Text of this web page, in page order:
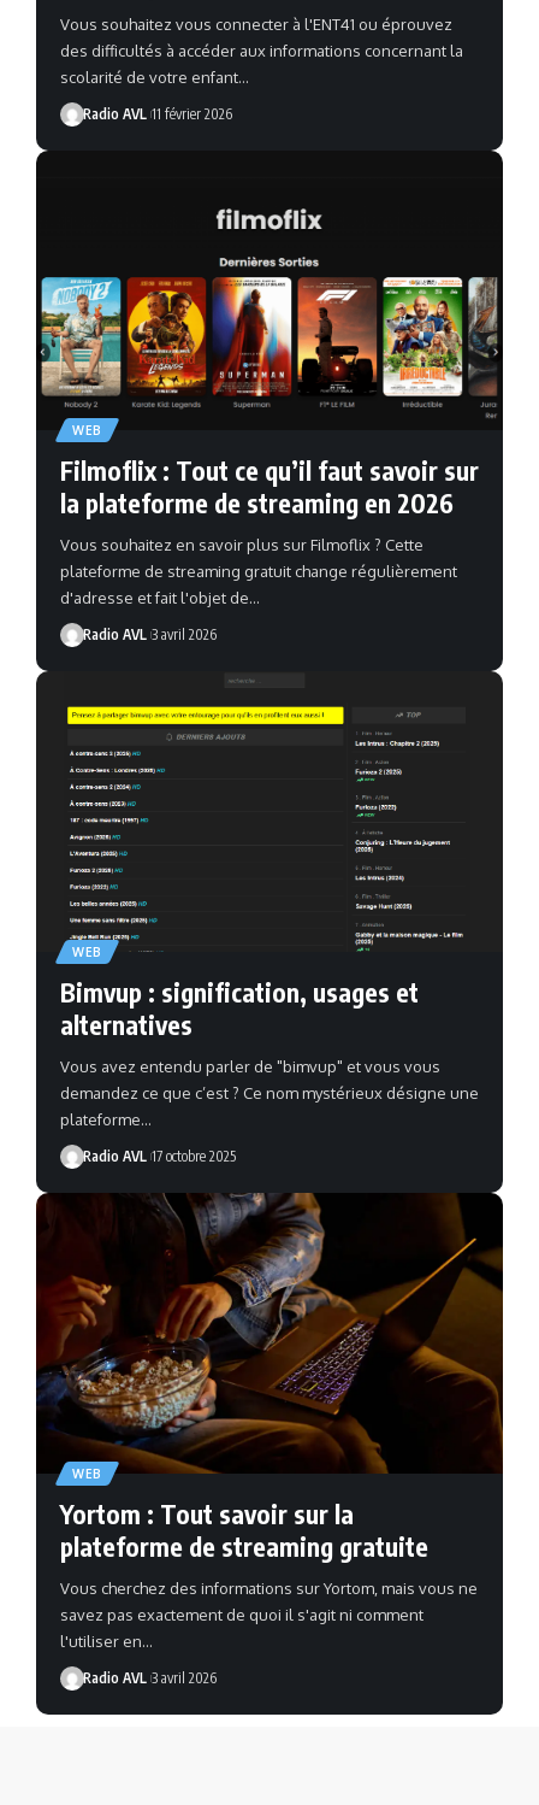
Vous souhaitez vous connecter à l'ENT41 ou éprouvez
des difficultés à accéder aux informations concernant la
scolarité de votre enfant…
Radio AVL 11 février 2026
WEB
Filmoflix : Tout ce qu’il faut savoir sur
la plateforme de streaming en 2026
Vous souhaitez en savoir plus sur Filmoflix ? Cette
plateforme de streaming gratuit change régulièrement
d'adresse et fait l'objet de…
Radio AVL 3 avril 2026
WEB
Bimvup : signification, usages et
alternatives
Vous avez entendu parler de "bimvup" et vous vous
demandez ce que c’est ? Ce nom mystérieux désigne une
plateforme…
Radio AVL 17 octobre 2025
WEB
Yortom : Tout savoir sur la
plateforme de streaming gratuite
Vous cherchez des informations sur Yortom, mais vous ne
savez pas exactement de quoi il s'agit ni comment
l'utiliser en…
Radio AVL 3 avril 2026